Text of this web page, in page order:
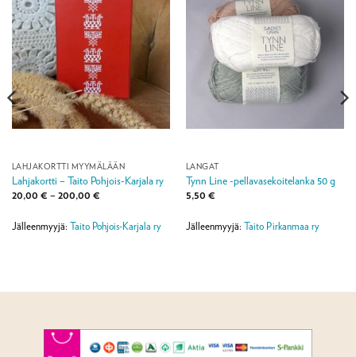
LAHJAKORTTI MYYMÄLÄÄN
Lahjakortti – Taito Pohjois-Karjala ry
20,00 € – 200,00 €Hintaluokka:
200,00 €
Jälleenmyyjä: Taito Pohjois-Karjala ry
LANGAT
Tynn Line -pellavasekoitelanka 50 g
5,50 €
Jälleenmyyjä: Taito Pirkanmaa ry